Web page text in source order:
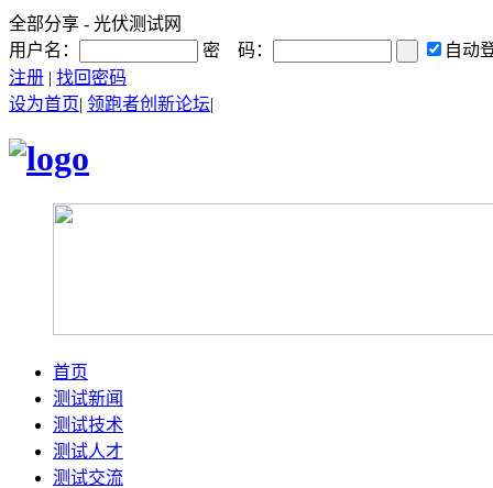
全部分享 - 光伏测试网
用户名：
密 码：
自动
注册 | 找回密码
设为首页| 领跑者创新论坛|
首页
测试新闻
测试技术
测试人才
测试交流